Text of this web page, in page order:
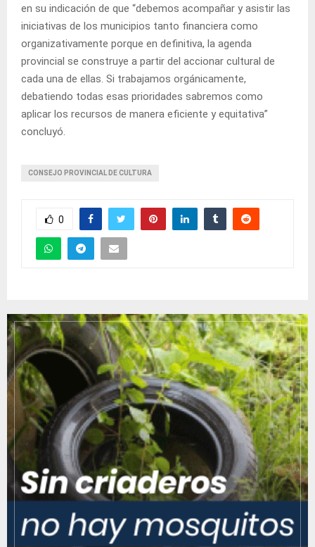
en su indicación de que “debemos acompañar y asistir las
iniciativas de los municipios tanto financiera como
organizativamente porque en definitiva, la agenda
provincial se construye a partir del accionar cultural de
cada una de ellas. Si trabajamos orgánicamente,
debatiendo todas esas prioridades sabremos como
aplicar los recursos de manera eficiente y equitativa”
concluyó.
CONSEJO PROVINCIAL DE CULTURA
0